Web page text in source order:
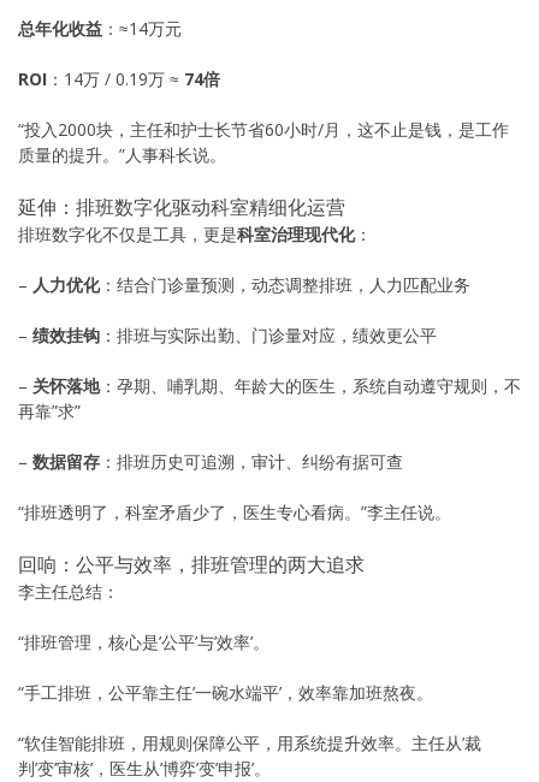
总年化收益 ：≈14万元
ROI ：14万 / 0.19万 ≈ 74倍
“投入2000块，主任和护士长节省60小时/月，这不止是钱，是工作
质量的提升。”人事科长说。
延伸：排班数字化驱动科室精细化运营
排班数字化不仅是工具，更是科室治理现代化：
– 人力优化：结合门诊量预测，动态调整排班，人力匹配业务
– 绩效挂钩 ：排班与实际出勤、门诊量对应，绩效更公平
– 关怀落地：孕期、哺乳期、年龄大的医生，系统自动遵守规则，不
再靠”求”
– 数据留存 ：排班历史可追溯，审计、纠纷有据可查
“排班透明了，科室矛盾少了，医生专心看病。”李主任说。
回响：公平与效率，排班管理的两大追求
李主任总结：
“排班管理，核心是’公平’与’效率’。
“手工排班，公平靠主任’一碗水端平’，效率靠加班熬夜。
“软佳智能排班，用规则保障公平，用系统提升效率。主任从’裁
判’变’审核’，医生从’博弈’变’申报’。